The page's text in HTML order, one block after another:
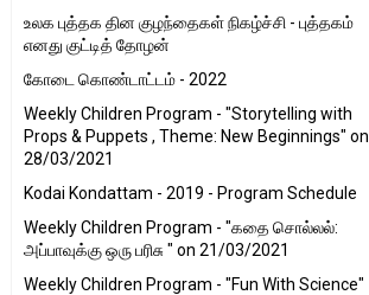
உலக புத்தக தின குழந்தைகள் நிகழ்ச்சி - புத்தகம்
எனது குட்டித் தோழன்
கோடை கொண்டாட்டம் - 2022
Weekly Children Program - "Storytelling with
Props & Puppets , Theme: New Beginnings" on
28/03/2021
Kodai Kondattam - 2019 - Program Schedule
Weekly Children Program - "கதை சொல்லல்:
அப்பாவுக்கு ஒரு பரிசு " on 21/03/2021
Weekly Children Program - "Fun With Science"